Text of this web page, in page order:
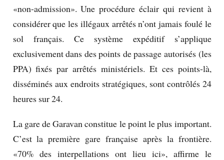
«non-admission». Une procédure éclair qui revient à
considérer que les illégaux arrêtés n’ont jamais foulé le
sol français. Ce système expéditif s’applique
exclusivement dans des points de passage autorisés (les
PPA) fixés par arrêtés ministériels. Et ces points-là,
disséminés aux endroits stratégiques, sont contrôlés 24
heures sur 24.
La gare de Garavan constitue le point le plus important.
C’est la première gare française après la frontière.
«70% des interpellations ont lieu ici», affirme le